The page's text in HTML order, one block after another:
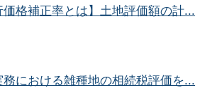
価格補正率とは】土地評価額の計...
務における雑種地の相続税評価を...